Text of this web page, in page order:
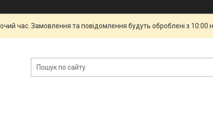
час. Замовлення та повідомлення будуть оброблені з